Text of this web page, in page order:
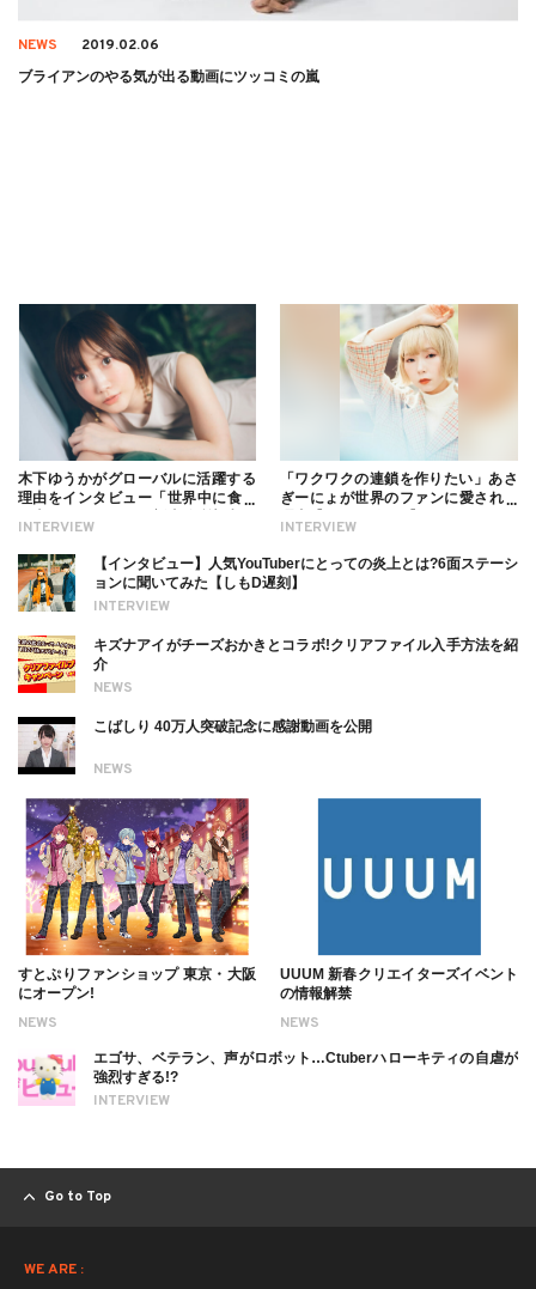
NEWS 2019.02.06
ブライアンのやる気が出る動画にツッコミの嵐
INTERVIEW
木下ゆうかがグローバルに活躍する
理由をインタビュー「世界中に食べ
ついても
INTERVIEW
「ワクワクの連鎖を作りたい」あさ
ぎーにょが世界のファンに愛される
INTERVIEW
【インタビュー】人気YouTuberにとっての炎上とは?6面ステーシ
ョンに聞いてみた【しもD遅刻】
NEWS
キズナアイがチーズおかきとコラボ!クリアファイル入手方法を紹
介
NEWS
こばしり 40万人突破記念に感謝動画を公開
NEWS
すとぷりファンショップ 東京・大阪
にオープン!
NEWS
UUUM 新春クリエイターズイベント
の情報解禁
INTERVIEW
エゴサ、ベテラン、声がロボット…Ctuberハローキティの自虐が
強烈すぎる!?
Go to Top
WE ARE :